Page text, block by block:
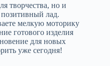
творчества, но и
лад.
мелкую моторику
готового изделия
для новых
уже сегодня!